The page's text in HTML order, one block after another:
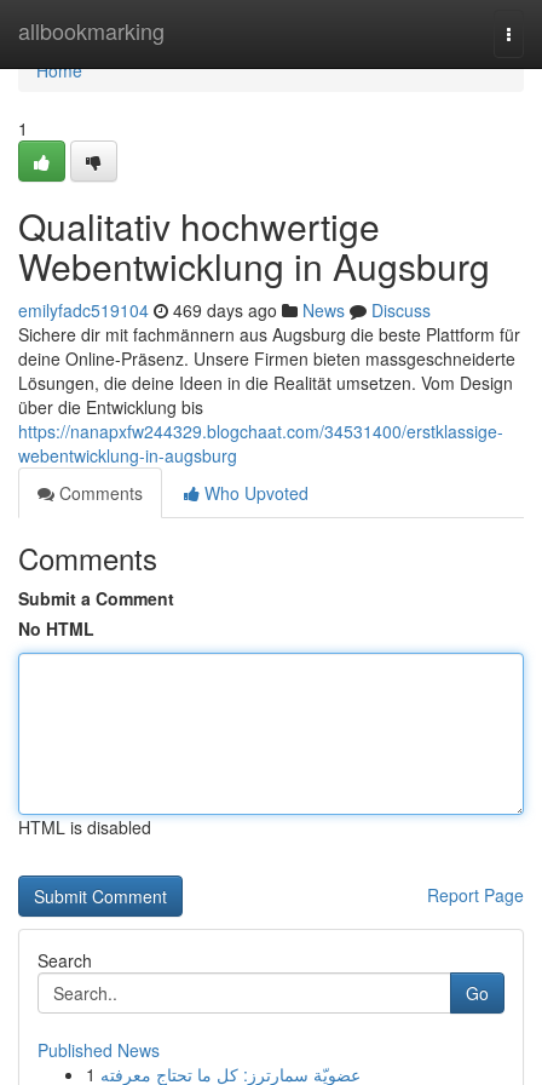
allbookmarking
Home
Home
1
Qualitativ hochwertige
Webentwicklung in Augsburg
emilyfadc519104 469 days ago News
Discuss
Sichere dir mit fachmännern aus Augsburg die beste Plattform für
deine Online-Präsenz. Unsere Firmen bieten massgeschneiderte
Lösungen, die deine Ideen in die Realität umsetzen. Vom Design
über die Entwicklung bis
https://nanapxfw244329.blogchaat.com/34531400/erstklassige-
webentwicklung-in-augsburg
Comments
Who Upvoted
Comments
Submit a Comment
No HTML
HTML is disabled
Report Page
Search
Go
Published News
1 عضويّة سمارترز: كل ما تحتاج معرفته